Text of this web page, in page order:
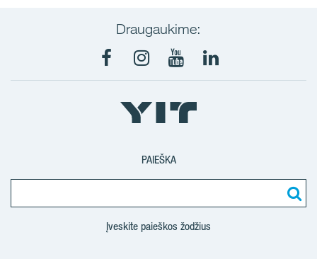
Draugaukime:
FacebookInstagram
YoutubeLinkedIn
PAIEŠKA
Įveskite paieškos žodžius